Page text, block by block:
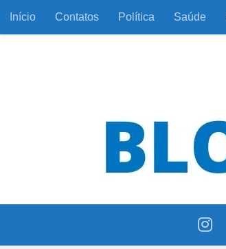
Skip to content
Início Contatos Política Saúde